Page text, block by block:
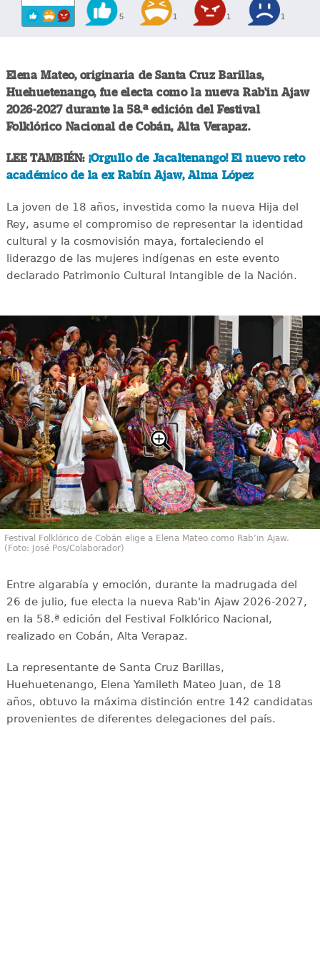
5 1 1 1
Elena Mateo, originaria de Santa Cruz Barillas,
Huehuetenango, fue electa como la nueva Rab'in Ajaw
2026-2027 durante la 58.ª edición del Festival
Folklórico Nacional de Cobán, Alta Verapaz.
LEE TAMBIÉN:¡Orgullo de Jacaltenango! El nuevo reto
académico de la ex Rabín Ajaw, Alma López
La joven de 18 años, investida como la nueva Hija del
Rey, asume el compromiso de representar la identidad
cultural y la cosmovisión maya, fortaleciendo el
liderazgo de las mujeres indígenas en este evento
declarado Patrimonio Cultural Intangible de la Nación.
Festival Folklórico de Cobán elige a Elena Mateo como Rab’in Ajaw.
(Foto: José Pos/Colaborador)
Entre algarabía y emoción, durante la madrugada del
26 de julio, fue electa la nueva Rab'in Ajaw 2026-2027,
en la 58.ª edición del Festival Folklórico Nacional,
realizado en Cobán, Alta Verapaz.
La representante de Santa Cruz Barillas,
Huehuetenango, Elena Yamileth Mateo Juan, de 18
años, obtuvo la máxima distinción entre 142 candidatas
provenientes de diferentes delegaciones del país.